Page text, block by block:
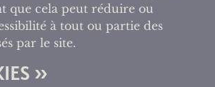
que cela peut réduire ou
à tout ou partie des
par le site.
»